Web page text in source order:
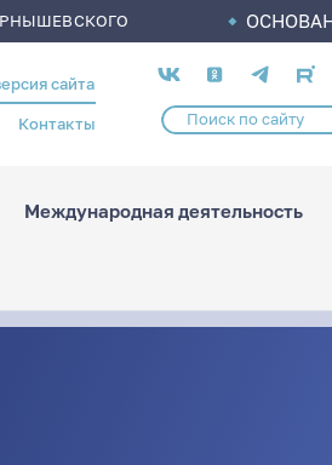
сайта
Контакты
Социальные
сети
Международная деятельность